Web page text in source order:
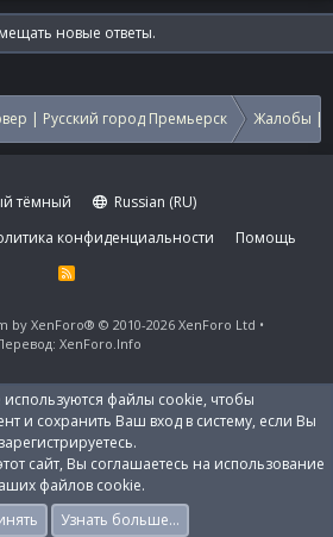
новые ответы.
| Русский город Премьерск Жалобы |
тёмный
Russian (RU)
конфиденциальности Помощь
R
by XenForo® © 2010-2026 XenForo Ltd
XenForo.Info
файлы cookie, чтобы
и сохранить Ваш вход в систему, если Вы
зарегистрируетесь.
сайт, Вы соглашаетесь на использование
файлов cookie.
Узнать больше…